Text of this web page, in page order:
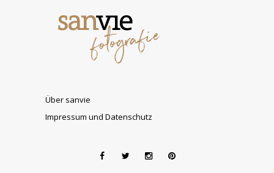
Über sanvie
Impressum und Datenschutz